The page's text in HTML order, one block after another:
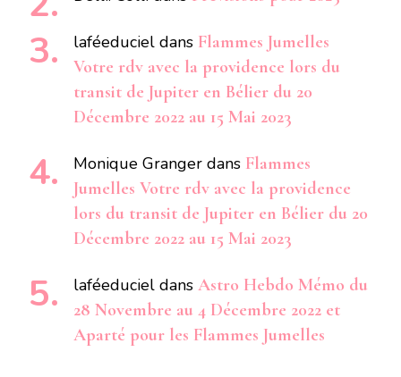
laféeduciel dans Flammes Jumelles
Votre rdv avec la providence lors du
transit de Jupiter en Bélier du 20
Décembre 2022 au 15 Mai 2023
Monique Granger dans Flammes
Jumelles Votre rdv avec la providence
lors du transit de Jupiter en Bélier du 20
Décembre 2022 au 15 Mai 2023
laféeduciel dans Astro Hebdo Mémo du
28 Novembre au 4 Décembre 2022 et
Aparté pour les Flammes Jumelles